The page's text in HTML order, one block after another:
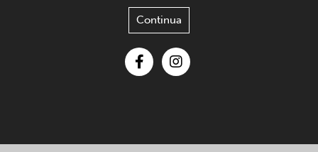
Continua